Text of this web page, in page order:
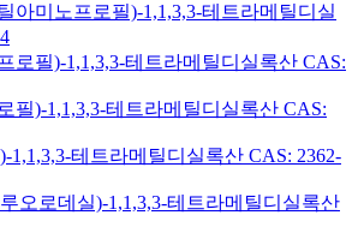
아미노프로필)-1,1,3,3-테트라메틸디실
로필)-1,1,3,3-테트라메틸디실록산 CAS:
필)-1,1,3,3-테트라메틸디실록산 CAS:
1,1,3,3-테트라메틸디실록산 CAS: 2362-
오로데실)-1,1,3,3-테트라메틸디실록산